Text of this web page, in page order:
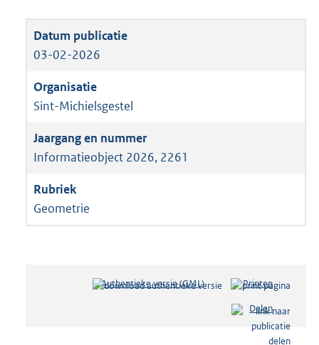
03-02-2026
Sint-Michielsgestel
Informatieobject 2026, 2261
Geometrie
Authentieke versie (GML)b
Printen
Delen